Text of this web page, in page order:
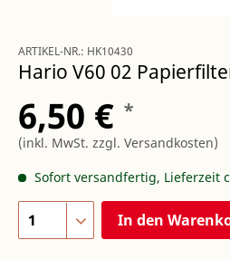
ARTIKEL-NR.: HK10430
Hario V60 02
6,50 € *
(inkl. MwSt. zzgl. Versandkosten)
Sofort versandfertig, Lieferzeit
In den